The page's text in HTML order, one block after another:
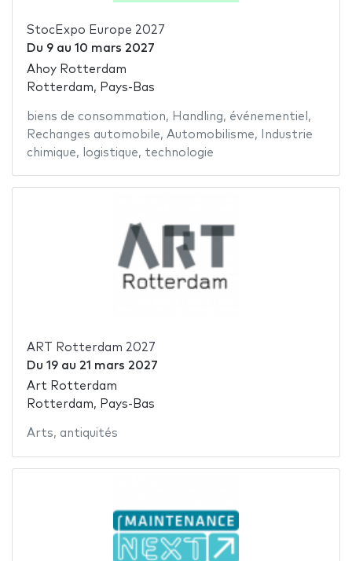
StocExpo Europe 2027
Du 9au 10 mars 2027
Ahoy Rotterdam
Rotterdam, Pays-Bas
biens de consommation, Handling, événementiel ,
Rechanges automobile, Automobilisme,
Industrie
chimique, logistique, technologie
ART Rotterdam 2027
Du 19au 21 mars 2027
Art Rotterdam
Rotterdam, Pays-Bas
Arts, antiquités